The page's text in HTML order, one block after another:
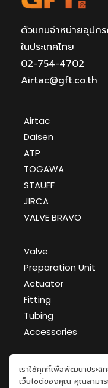
ตัวแทนจำหน่ายอุปก
ในประเทศไทย
02-754-4702
Airtac@gft.co.th
Airtac
Daisen
ATP
TOGAWA
STAUFF
JIRCA
VALVE BRAVO
Valve
Preparation Unit
Actuator
Fitting
Tubing
Accessories
GFT
เราใช้คุกกี้เพื่อพัฒนาประสิ
เว็บไซต์ของคุณ คุณสามาร